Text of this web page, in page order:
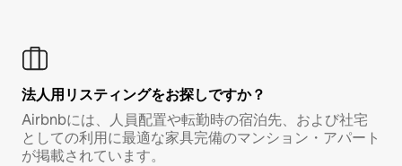
法人用リスティングをお探しですか？
Airbnbには、人員配置や転勤時の宿泊先、および社宅
としての利用に最適な家具完備のマンション・アパート
が掲載されています。